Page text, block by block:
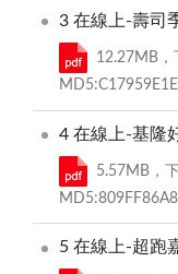
3 在線上-壽司
12.27MB，
4 在線上-基隆
5.57MB，
5 在線上-超跑